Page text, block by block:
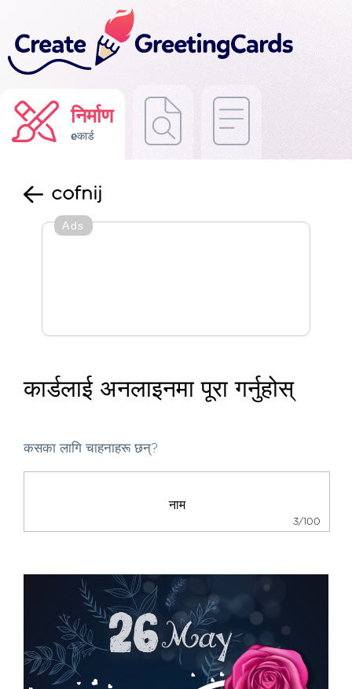
निर्माण
eकार्ड
cofnij
Ads
कार्डलाई अनलाइनमा पूरा गर्नुहोस्
कसका लागि चाहनाहरू छन्?
3/100